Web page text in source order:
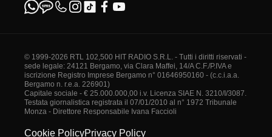
© 1999-2026 RTL 102,500 HIT RADIO S.R.L. - Tutti i diritti riservati -
sede legale: 24121 Bergamo, via Clara Maffei, 14/A C.F./P.IVA e
iscrizione Registro Imprese Bergamo n° 01646950160 - (c.c.i.a.a.
Bergamo n. r.e.a. 226901)
Capitale sociale - € 25.000.000,00 i.v. Licenza SIAE N. 3210/I/3087.
Testata giornalistica registrata il 07/01/2010 al n° 1972 Tribunale
Monza - Direttore Responsabile Ivana Faccioli
Cookie PolicyPrivacy Policy